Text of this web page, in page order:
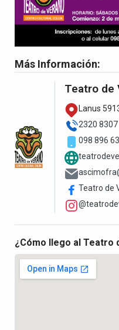
Más Información:
Teatro de
Lanus
2320 8307
098 896
Teatro de
¿Cómo llego al Teatro